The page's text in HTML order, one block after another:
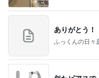
ありがとう！
ふっくんの日々是好日 布川敏和オフ